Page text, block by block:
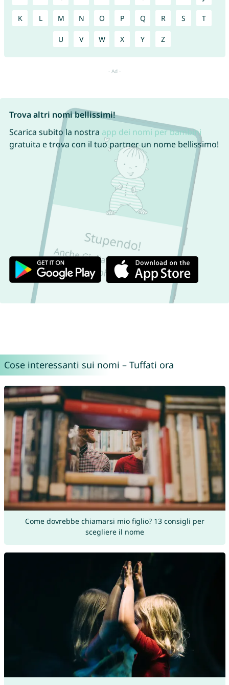
K L M N O P Q R S T
U V W X Y Z
Trova altri nomi bellissimi!
Scarica subito la nostra app dei nomi per bambini
gratuita e trova con il tuo partner un nome bellissimo!
Cose interessanti sui nomi – Tuffati ora
Come dovrebbe chiamarsi mio figlio? 13 consigli per
scegliere il nome